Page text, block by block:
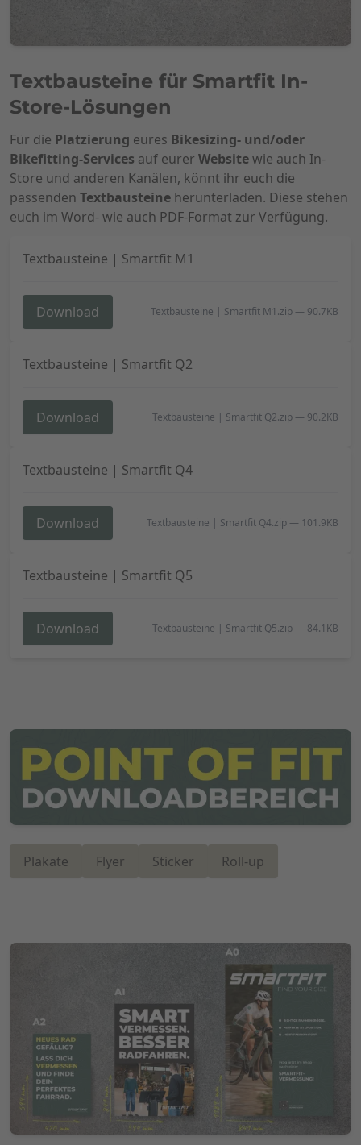
Textbausteine für Smartfit In-
Store-Lösungen
Für die Platzierung eures Bikesizing- und/oder
Bikefitting-Services auf eurer Websitewie auch In-
Store und anderen Kanälen, könnt ihr euch die
passenden Textbausteine herunterladen. Diese stehen
euch im Word- wie auch PDF-Format zur Verfügung.
Textbausteine | Smartfit M1
Download Textbausteine | Smartfit M1.zip — 90.7KB
Textbausteine | Smartfit Q2
Download Textbausteine | Smartfit Q2.zip — 90.2KB
Textbausteine | Smartfit Q4
Download Textbausteine | Smartfit Q4.zip — 101.9KB
Textbausteine | Smartfit Q5
Download Textbausteine | Smartfit Q5.zip — 84.1KB
Plakate Flyer Sticker Roll-up